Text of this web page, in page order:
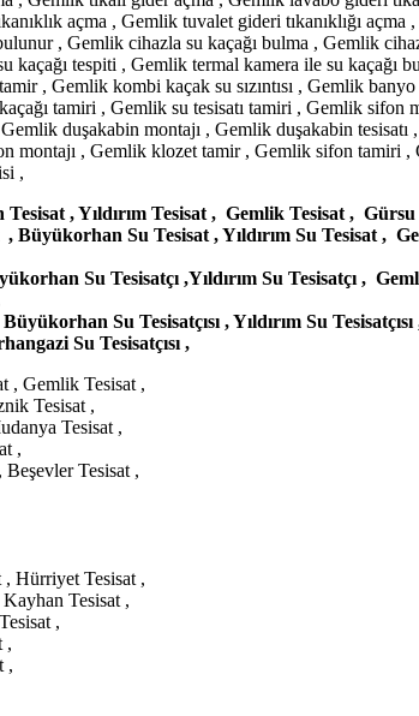
açma , Gemlik tuvalet gideri tıkanıklığı
, Gemlik cihazla su kaçağı bulma , Gemlik
kaçağı tespiti , Gemlik termal kamera ile su kaçağı
, Gemlik kombi kaçak su sızıntısı , Gemlik banyo
tamiri , Gemlik su tesisatı tamiri , Gemlik sifon
duşakabin montajı , Gemlik duşakabin tesisatı
montajı , Gemlik klozet tamir , Gemlik sifon tamiri ,
,
, Yıldırım Tesisat , Gemlik Tesisat ,
Büyükorhan Su Tesisat , Yıldırım Su Tesisat
Su Tesisatçı ,Yıldırım Su Tesisatçı ,
Su Tesisatçısı , Yıldırım Su
Su Tesisatçısı ,
, Gemlik Tesisat ,
Tesisat ,
Tesisat ,
,
Tesisat ,
, Hürriyet Tesisat ,
Tesisat ,
,
,
,